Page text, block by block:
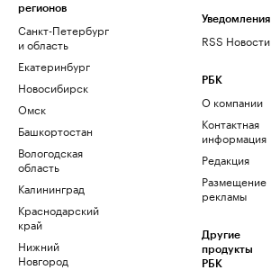
регионов
Санкт-Петербург
и область
Екатеринбург
Новосибирск
Омск
Башкортостан
Вологодская
область
Калининград
Краснодарский
край
Нижний
Новгород
Уведомления
RSS Новости
РБК
О компании
Контактная
информация
Редакция
Размещение
рекламы
Другие
продукты
РБК